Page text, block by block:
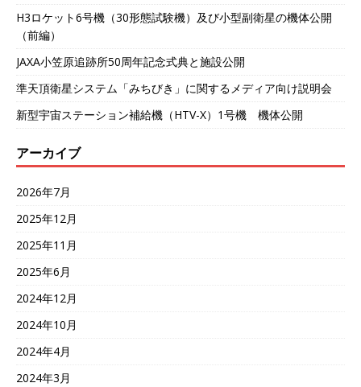
H3ロケット6号機（30形態試験機）及び小型副衛星の機体公開
（前編）
JAXA小笠原追跡所50周年記念式典と施設公開
準天頂衛星システム「みちびき」に関するメディア向け説明会
新型宇宙ステーション補給機（HTV-X）1号機 機体公開
アーカイブ
2026年7月
2025年12月
2025年11月
2025年6月
2024年12月
2024年10月
2024年4月
2024年3月